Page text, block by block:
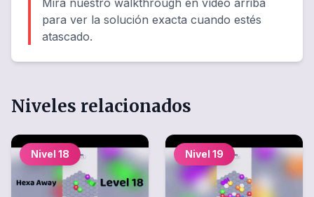
Mira nuestro walkthrough en vídeo arriba
para ver la solución exacta cuando estés
atascado.
Niveles relacionados
Nivel 18 Nivel 19